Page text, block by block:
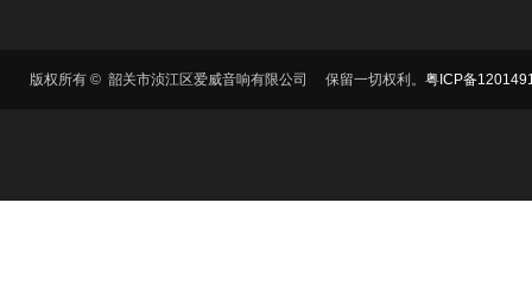
​版权所有 © 韶关市浈江区爱威音响有限公司 保留一切权利。 粤ICP备